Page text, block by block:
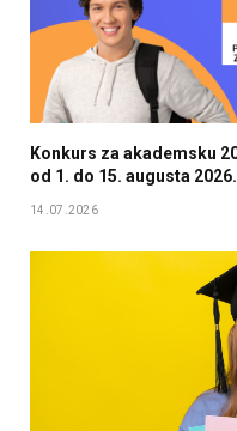
Konkurs za akademsku
od 1. do 15. augusta
14.07.2026